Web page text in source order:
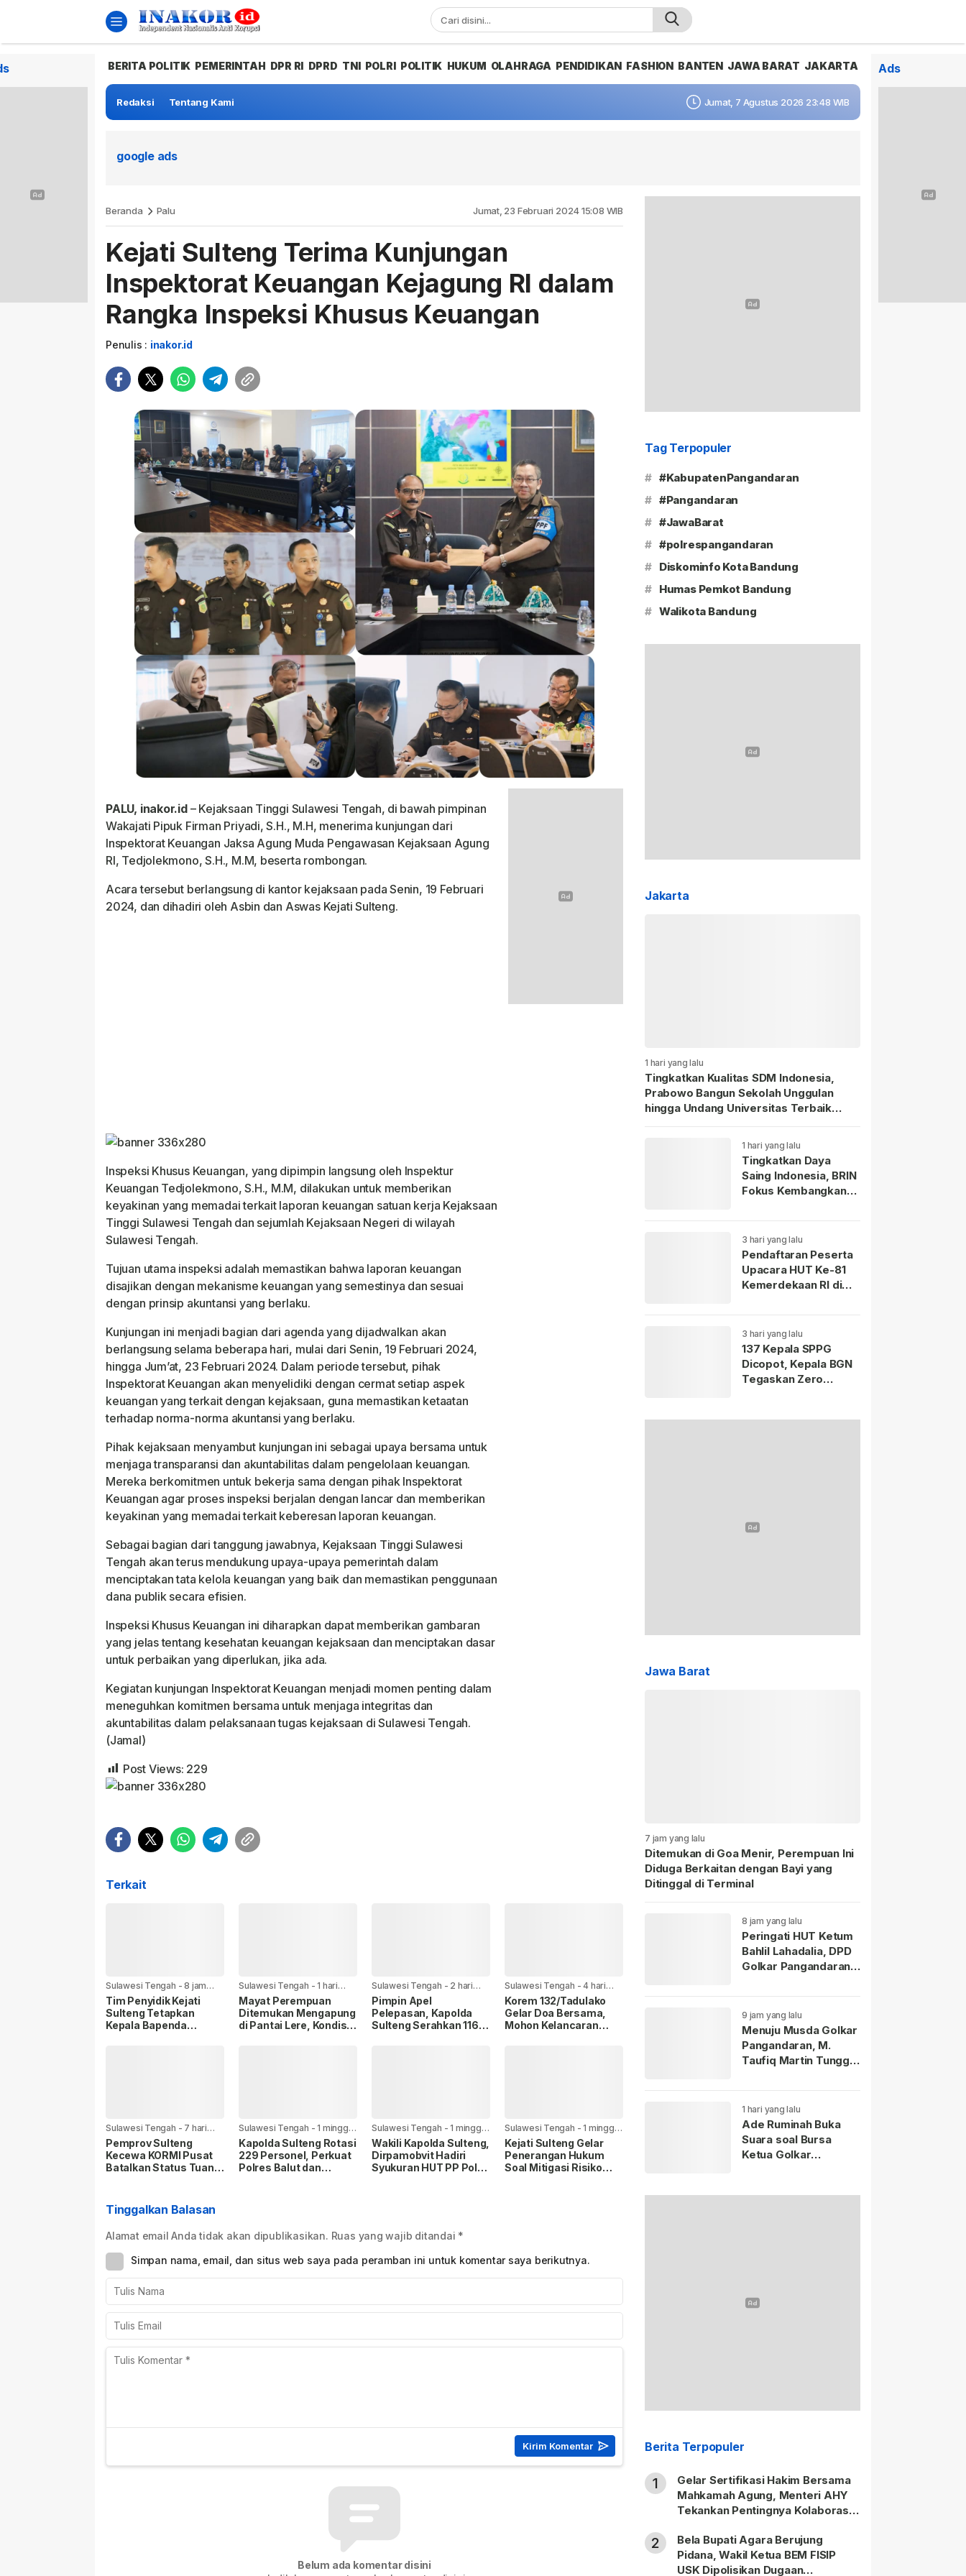
BERITA POLITIK PEMERINTAH DPR RI DPRD TNI POLRI POLITIK HUKUM OLAHRAGA PENDIDIKAN FASHION BANTEN JAWA BARAT JAKARTA
Redaksi Tentang Kami Jumat, 7 Agustus 2026 23:48 WIB
google ads
Beranda Palu Jumat, 23 Februari 2024 15:08 WIB
Kejati Sulteng Terima Kunjungan
Inspektorat Keuangan Kejagung RI dalam
Rangka Inspeksi Khusus Keuangan
Penulis : inakor.id
PALU, inakor.id– Kejaksaan Tinggi Sulawesi Tengah, di bawah pimpinan
Wakajati Pipuk Firman Priyadi, S.H., M.H, menerima kunjungan dari
Inspektorat Keuangan Jaksa Agung Muda Pengawasan Kejaksaan Agung
RI, Tedjolekmono, S.H., M.M, beserta rombongan.
Acara tersebut berlangsung di kantor kejaksaan pada Senin, 19 Februari
2024, dan dihadiri oleh Asbin dan Aswas Kejati Sulteng.
Inspeksi Khusus Keuangan, yang dipimpin langsung oleh Inspektur
Keuangan Tedjolekmono, S.H., M.M, dilakukan untuk memberikan
keyakinan yang memadai terkait laporan keuangan satuan kerja Kejaksaan
Tinggi Sulawesi Tengah dan sejumlah Kejaksaan Negeri di wilayah
Sulawesi Tengah.
Tujuan utama inspeksi adalah memastikan bahwa laporan keuangan
disajikan dengan mekanisme keuangan yang semestinya dan sesuai
dengan prinsip akuntansi yang berlaku.
Kunjungan ini menjadi bagian dari agenda yang dijadwalkan akan
berlangsung selama beberapa hari, mulai dari Senin, 19 Februari 2024,
hingga Jum’at, 23 Februari 2024. Dalam periode tersebut, pihak
Inspektorat Keuangan akan menyelidiki dengan cermat setiap aspek
keuangan yang terkait dengan kejaksaan, guna memastikan ketaatan
terhadap norma-norma akuntansi yang berlaku.
Pihak kejaksaan menyambut kunjungan ini sebagai upaya bersama untuk
menjaga transparansi dan akuntabilitas dalam pengelolaan keuangan.
Mereka berkomitmen untuk bekerja sama dengan pihak Inspektorat
Keuangan agar proses inspeksi berjalan dengan lancar dan memberikan
keyakinan yang memadai terkait keberesan laporan keuangan.
Sebagai bagian dari tanggung jawabnya, Kejaksaan Tinggi Sulawesi
Tengah akan terus mendukung upaya-upaya pemerintah dalam
menciptakan tata kelola keuangan yang baik dan memastikan penggunaan
dana publik secara efisien.
Inspeksi Khusus Keuangan ini diharapkan dapat memberikan gambaran
yang jelas tentang kesehatan keuangan kejaksaan dan menciptakan dasar
untuk perbaikan yang diperlukan, jika ada.
Kegiatan kunjungan Inspektorat Keuangan menjadi momen penting dalam
meneguhkan komitmen bersama untuk menjaga integritas dan
akuntabilitas dalam pelaksanaan tugas kejaksaan di Sulawesi Tengah.
(Jamal)
Post Views: 229
Terkait
Sulawesi Tengah -8 jam
yang lalu
Tim Penyidik Kejati
Sulteng Tetapkan
Kepala Bapenda
Sulawesi Tengah -1 hari
yang lalu
Mayat Perempuan
Ditemukan Mengapung
di Pantai Lere, Kondisi
Sulawesi Tengah - 2 hari
yang lalu
Pimpin Apel
Pelepasan, Kapolda
Sulteng Serahkan 116
Sulawesi Tengah -4 hari
yang lalu
Korem 132/Tadulako
Gelar Doa Bersama,
Mohon Kelancaran
Sulawesi Tengah - 7 hari
yang lalu
Pemprov Sulteng
Kecewa KORMI Pusat
Batalkan Status Tuan
Sepihak dan Tanpa
Koordinasi
Sulawesi Tengah -1 minggu
yang lalu
Kapolda Sulteng Rotasi
229 Personel, Perkuat
Polres Balut dan
Sulawesi Tengah -1 minggu
yang lalu
Wakili Kapolda Sulteng,
Dirpamobvit Hadiri
Syukuran HUT PP Polri
Sulawesi Tengah -1 minggu
yang lalu
Kejati Sulteng Gelar
Penerangan Hukum
Soal Mitigasi Risiko
Tinggalkan Balasan
Alamat email Anda tidak akan dipublikasikan. Ruas yang wajib ditandai *
Simpan nama, email, dan situs web saya pada peramban ini untuk komentar saya berikutnya.
Belum ada komentar disini
Tag Terpopuler
# #KabupatenPangandaran
# #Pangandaran
# #JawaBarat
# #polrespangandaran
# Diskominfo Kota Bandung
# Humas Pemkot Bandung
# Walikota Bandung
Jakarta
1 hari yang lalu
Tingkatkan Kualitas SDM Indonesia,
Prabowo Bangun Sekolah Unggulan
hingga Undang Universitas Terbaik
1 hari yang lalu
Tingkatkan Daya
Saing Indonesia, BRIN
Fokus Kembangkan
3 hari yang lalu
Pendaftaran Peserta
Upacara HUT Ke-81
Kemerdekaan RI di
5 Agustus 2026.
3 hari yang lalu
137 Kepala SPPG
Dicopot, Kepala BGN
Tegaskan Zero
Jawa Barat
7 jam yang lalu
Ditemukan di Goa Menir, Perempuan Ini
Diduga Berkaitan dengan Bayi yang
Ditinggal di Terminal
8 jam yang lalu
Peringati HUT Ketum
Bahlil Lahadalia, DPD
Golkar Pangandaran
Piatu
9 jam yang lalu
Menuju Musda Golkar
Pangandaran, M.
Taufiq Martin Tunggu
DPD
1 hari yang lalu
Ade Ruminah Buka
Suara soal Bursa
Ketua Golkar
Diamanahkan
Berita Terpopuler
1
Gelar Sertifikasi Hakim Bersama
Mahkamah Agung, Menteri AHY
Tekankan Pentingnya Kolaborasi
Masyarakat
2
Bela Bupati Agara Berujung
Pidana, Wakil Ketua BEM FISIP
USK Dipolisikan Dugaan
Ads